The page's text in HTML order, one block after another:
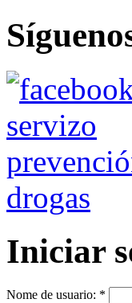
Iniciar
Nome de usuario: *